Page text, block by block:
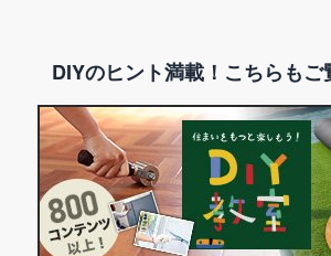
DIYのヒント満載！こちらもご